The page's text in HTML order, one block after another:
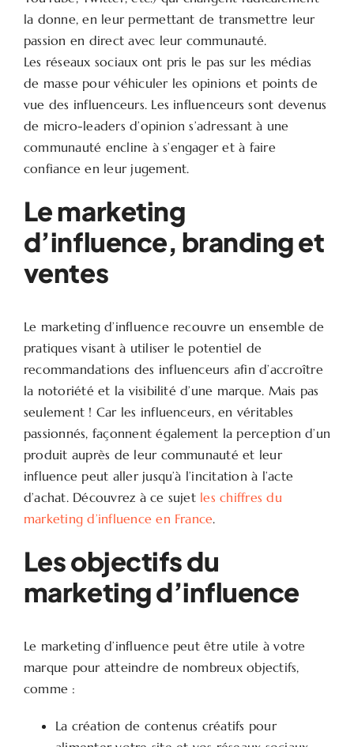
la donne, en leur permettant de transmettre leur
passion en direct avec leur communauté.
Les réseaux sociaux ont pris le pas sur les médias
de masse pour véhiculer les opinions et points de
vue des influenceurs. Les influenceurs sont devenus
de micro-leaders d’opinion s’adressant à une
communauté encline à s’engager et à faire
confiance en leur jugement.
Le marketing
d’influence, branding et
ventes
Le marketing d’influence recouvre un ensemble de
pratiques visant à utiliser le potentiel de
recommandations des influenceurs afin d’accroître
la notoriété et la visibilité d’une marque. Mais pas
seulement ! Car les influenceurs, en véritables
passionnés, façonnent également la perception d’un
produit auprès de leur communauté et leur
influence peut aller jusqu’à l’incitation à l’acte
d’achat. Découvrez à ce sujet les chiffres du
marketing d’influence en France.
Les objectifs du
marketing d’influence
Le marketing d’influence peut être utile à votre
marque pour atteindre de nombreux objectifs,
comme :
La création de contenus créatifs pour